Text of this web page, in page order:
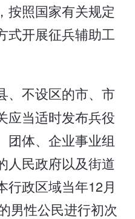
按照国家有关规定
式开展征兵辅助工
、不设区的市、市
应当适时发布兵役
团体、企业事业组
人民政府以及街道
行政区域当年12月
男性公民进行初次